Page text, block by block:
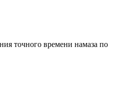
точного времени намаза по